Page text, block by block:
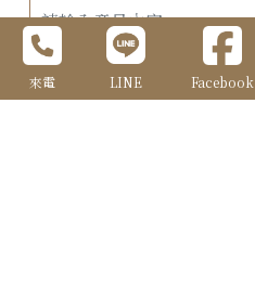
來電 LINE Facebook